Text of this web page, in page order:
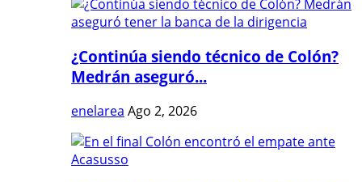
¿Continúa siendo técnico de Colón?
Medrán aseguró...
enelarea Ago 2, 2026